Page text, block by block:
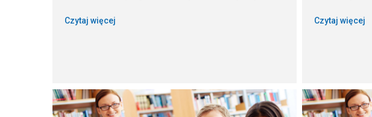
Czytaj więcej Czytaj więcej